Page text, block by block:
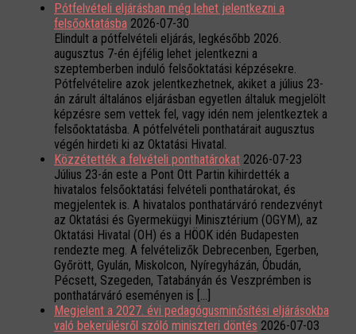
Pótfelvételi eljárásban még lehet jelentkezni a
felsőoktatásba 2026-07-30
Elindult a pótfelvételi eljárás, legkésőbb 2026.
augusztus 7-én éjfélig lehet jelentkezni a
szeptemberben induló felsőoktatási képzésekre.
Pótfelvételire azok jelentkezhetnek, akiket a július 23-
án zárult általános eljárásban egyetlen általuk megjelölt
képzésre sem vettek fel, vagy idén nem jelentkeztek a
felsőoktatásba. A pótfelvételi ponthatárait augusztus
végén hirdeti ki az Oktatási Hivatal.
Közzétették a felvételi ponthatárokat 2026-07-23
Július 23-án este a Pont Ott Partin kihirdették a
hivatalos felsőoktatási felvételi ponthatárokat, és
megjelentek is. A hivatalos ponthatárváró rendezvényt
az Oktatási és Gyermekügyi Minisztérium (OGYM), az
Oktatási Hivatal (OH) és a HÖOK idén Budapesten
rendezte meg. A felvételizők Debrecenben, Egerben,
Győrött, Gyulán, Miskolcon, Nyíregyházán, Óbudán,
Pécsett, Szegeden, Tatabányán és Veszprémben is
ponthatárváró eseményen is […]
Megjelent a 2027. évi pedagógusminősítési eljárásokba
való bekerülésről szóló miniszteri döntés 2026-07-03